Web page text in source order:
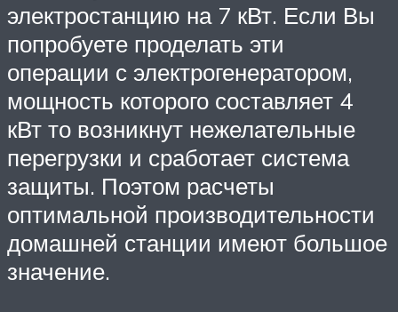
электростанцию на 7 кВт. Если Вы
попробуете проделать эти
операции с электрогенератором,
мощность которого составляет 4
кВт то возникнут нежелательные
перегрузки и сработает система
защиты. Поэтом расчеты
оптимальной производительности
домашней станции имеют большое
значение.